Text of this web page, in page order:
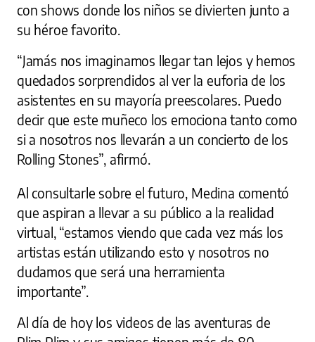
con shows donde los niños se divierten junto a
su héroe favorito.
“Jamás nos imaginamos llegar tan lejos y hemos
quedados sorprendidos al ver la euforia de los
asistentes en su mayoría preescolares. Puedo
decir que este muñeco los emociona tanto como
si a nosotros nos llevarán a un concierto de los
Rolling Stones”, afirmó.
Al consultarle sobre el futuro, Medina comentó
que aspiran a llevar a su público a la realidad
virtual, “estamos viendo que cada vez más los
artistas están utilizando esto y nosotros no
dudamos que será una herramienta
importante”.
Al día de hoy los videos de las aventuras de